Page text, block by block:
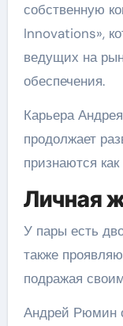
собственную
Innovations»,
ведущих на
обеспечения.
Карьера
продолжает
признаются
Личная
У пары есть
также
подражая
Андрей Рюмин